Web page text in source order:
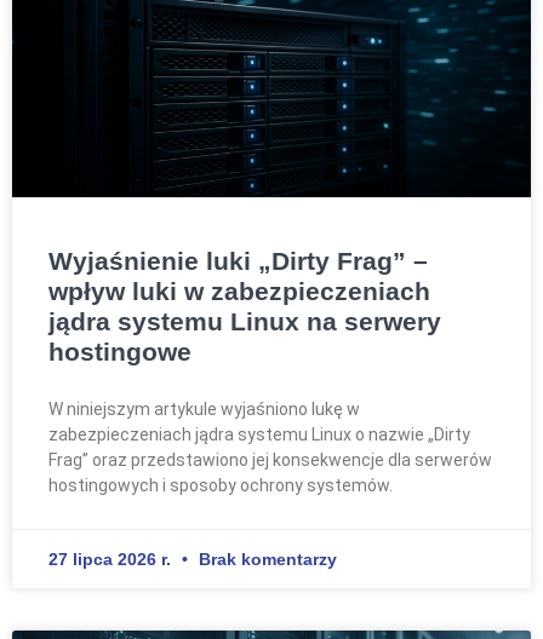
Wyjaśnienie luki „Dirty Frag” –
wpływ luki w zabezpieczeniach
jądra systemu Linux na serwery
hostingowe
W niniejszym artykule wyjaśniono lukę w
zabezpieczeniach jądra systemu Linux o nazwie „Dirty
Frag” oraz przedstawiono jej konsekwencje dla serwerów
hostingowych i sposoby ochrony systemów.
27 lipca 2026 r. Brak komentarzy